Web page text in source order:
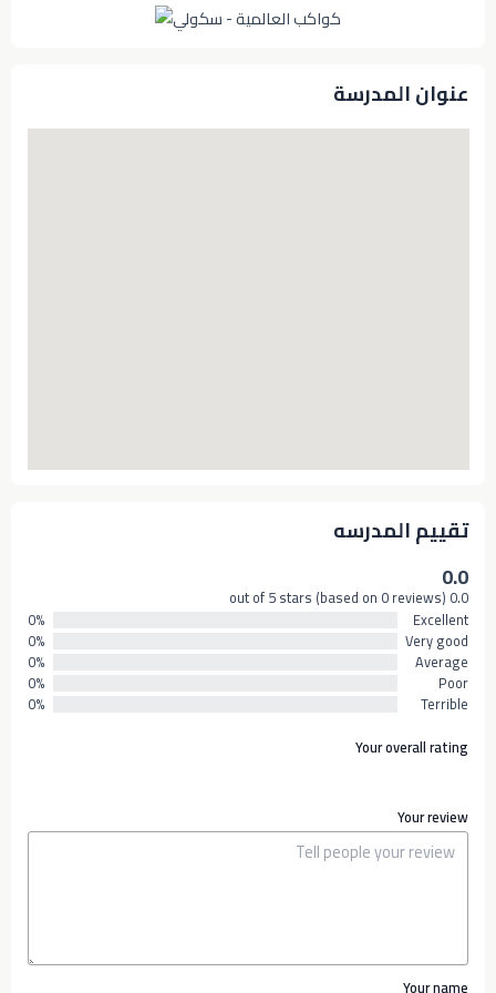
عنوان المدرسة
تقييم المدرسه
0.0
0.0 out of 5 stars (based on 0 reviews)
Excellent
0%
Very good
0%
Average
0%
Poor
0%
Terrible
0%
Your overall rating
Your review